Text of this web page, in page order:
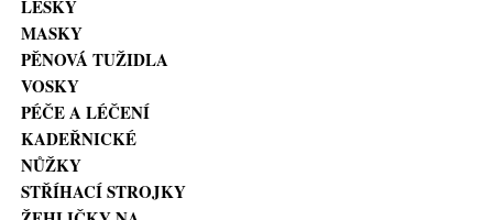
LESKY
MASKY
PĚNOVÁ TUŽIDLA
VOSKY
PÉČE A LÉČENÍ
KADEŘNICKÉ
NŮŽKY
STŘÍHACÍ STROJKY